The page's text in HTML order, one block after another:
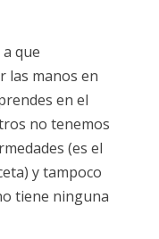
que
las manos en
en el
no tenemos
(es el
y tampoco
tiene ninguna